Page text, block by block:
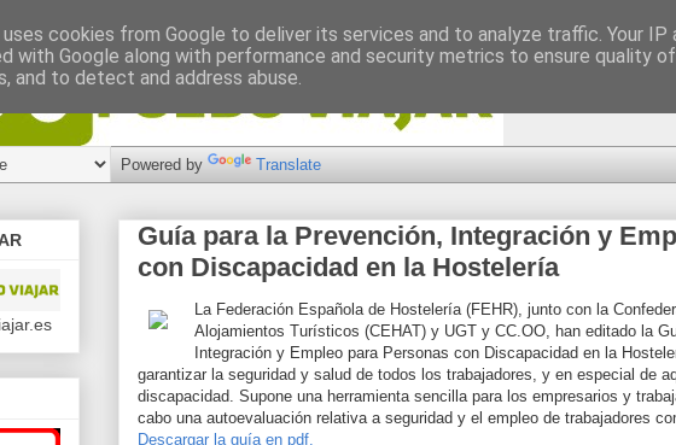
Powered by Translate
Guía para la Prevención, Integración y
con Discapacidad en la Hostelería
La Federación Española de Hostelería (FEHR), junto con la
Alojamientos Turísticos (CEHAT) y UGT y CC.OO, han editado la
Integración y Empleo para Personas con Discapacidad en la
garantizar la seguridad y salud de todos los trabajadores, y en especial de
discapacidad. Supone una herramienta sencilla para los empresarios y
cabo una autoevaluación relativa a seguridad y el empleo de trabajadores
Descargar la guía en pdf.
cookies from Google to deliver its services and to analyze traffic. Your IP
with Google along with performance and security metrics to ensure quality
and to detect and address abuse.